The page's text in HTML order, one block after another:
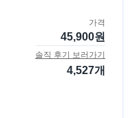
가격
45,900원
솔직 후기 보러가기
4,527개